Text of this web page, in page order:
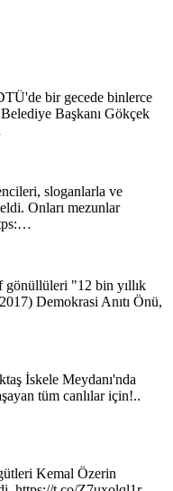
bir gecede binlerce
Başkanı Gökçek
sloganlarla ve
Onları mezunlar
gönüllüleri "12 bin yıllık
Demokrasi Anıtı Önü,
İskele Meydanı'nda
tüm canlılar için!..
Kemal Özerin